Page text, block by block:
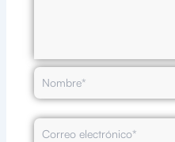
Nombre*
Correo